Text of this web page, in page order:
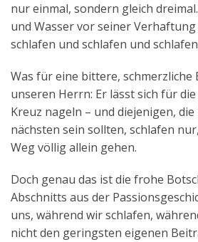
nur einmal, sondern gleich
und Wasser vor seiner
schlafen und schlafen und
Was für eine bittere,
unseren Herrn: Er lässt sich für
Kreuz nageln – und diejenigen,
nächsten sein sollten, schlafen
Weg völlig allein gehen.
Doch genau das ist die frohe
Abschnitts aus der
uns, während wir schlafen,
nicht den geringsten eigenen